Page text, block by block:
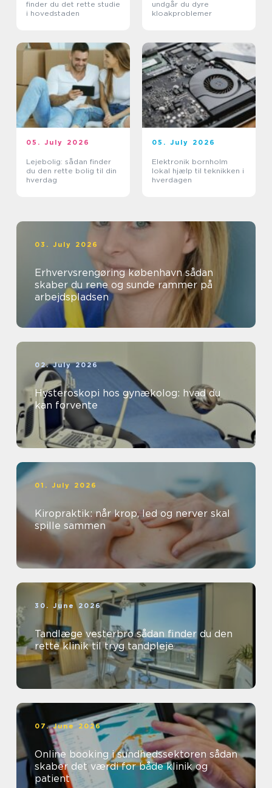
finder du det rette studie
i hovedstaden
undgår du dyre
kloakproblemer
05. July 2026
Lejebolig: sådan finder
du den rette bolig til din
hverdag
05. July 2026
Elektronik bornholm
lokal hjælp til teknikken i
hverdagen
03. July 2026
Erhvervsrengøring københavn sådan
skaber du rene og sunde rammer på
arbejdspladsen
02. July 2026
Hysteroskopi hos gynækolog: hvad du
kan forvente
01. July 2026
Kiropraktik: når krop, led og nerver skal
spille sammen
30. June 2026
Tandlæge vesterbro sådan finder du den
rette klinik til tryg tandpleje
07. June 2026
Online booking i sundhedssektoren sådan
skaber det værdi for både klinik og
patient